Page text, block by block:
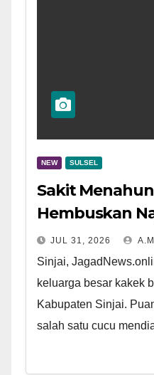
NEW SULSEL
Sakit
Hembuskan
JUL 31, 2026
Sinjai,
keluarga besar kakek
Kabupaten Sinjai.
salah satu cucu